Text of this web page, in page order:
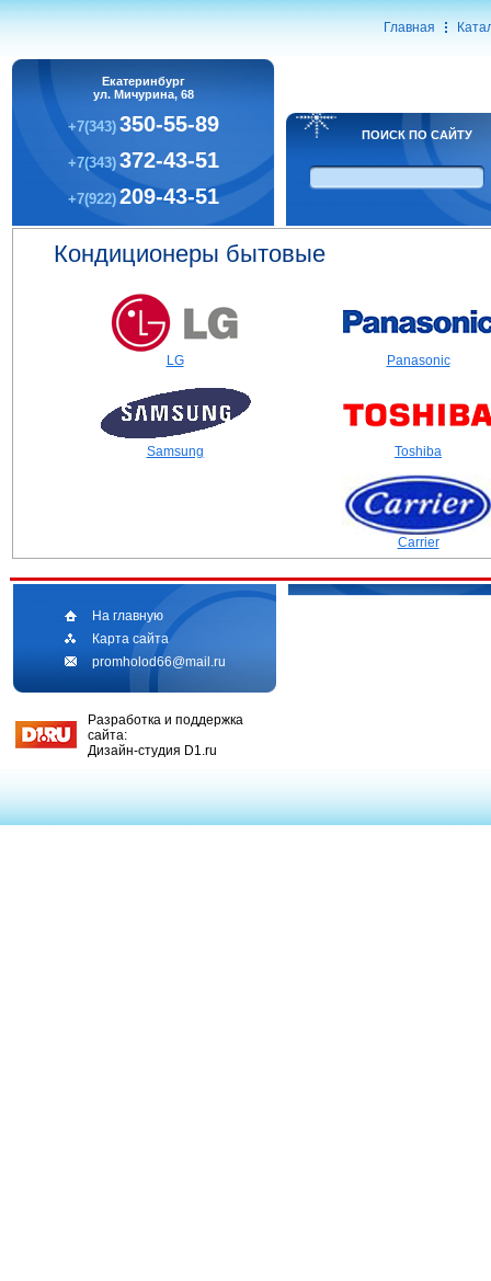
Главная
Екатеринбург
ул. Мичурина, 68
+7(343) 350-55-89
+7(343) 372-43-51
+7(922) 209-43-51
ПОИСК ПО САЙТУ
Кондиционеры бытовые
LG Panasonic
Samsung Toshiba
Carrier
На главную
Карта сайта
promholod66@mail.ru
Разработка и поддержка
сайта:
Дизайн-студия D1.ru